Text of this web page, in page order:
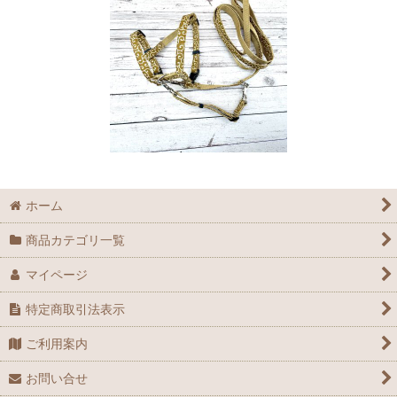
ホーム
商品カテゴリ一覧
マイページ
特定商取引法表示
ご利用案内
お問い合せ